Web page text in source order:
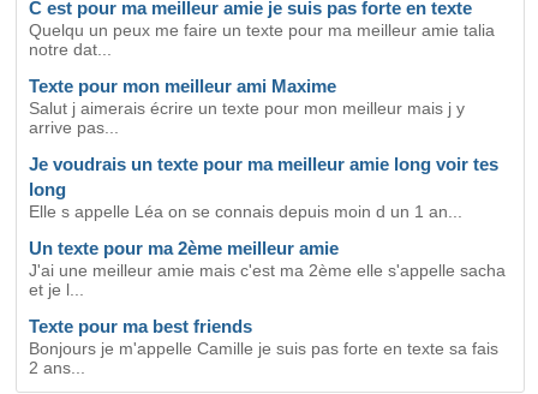
C est pour ma meilleur amie je suis pas forte en texte
Quelqu un peux me faire un texte pour ma meilleur amie talia
notre dat...
Texte pour mon meilleur ami Maxime
Salut j aimerais écrire un texte pour mon meilleur mais j y
arrive pas...
Je voudrais un texte pour ma meilleur amie long voir tes
long
Elle s appelle Léa on se connais depuis moin d un 1 an...
Un texte pour ma 2ème meilleur amie
J'ai une meilleur amie mais c'est ma 2ème elle s'appelle sacha
et je l...
Texte pour ma best friends
Bonjours je m'appelle Camille je suis pas forte en texte sa fais
2 ans...